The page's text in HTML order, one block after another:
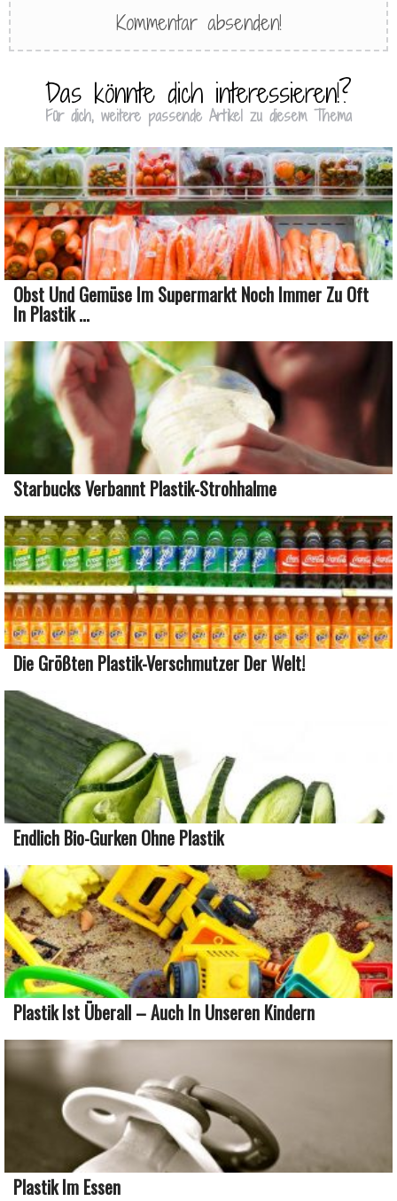
Das könnte dich interessieren!?
Für dich, weitere passende Artikel zu diesem Thema
Obst Und Gemüse Im Supermarkt Noch Immer Zu Oft
In Plastik ...
Starbucks Verbannt Plastik-Strohhalme
Die Größten Plastik-Verschmutzer Der Welt!
Endlich Bio-Gurken Ohne Plastik
Plastik Ist Überall – Auch In Unseren Kindern
Plastik Im Essen